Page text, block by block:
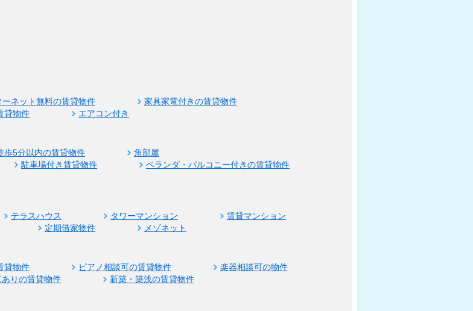
ーネット無料の賃貸物件
家具家電付きの賃貸物件
貸物件 エアコン付き
歩5分以内の賃貸物件
角部屋
駐車場付き賃貸物件
ベランダ・バルコニー付きの賃貸物件
テラスハウス タワーマンション
賃貸マンション
定期借家物件 メゾネット
貸物件 ピアノ相談可の賃貸物件
楽器相談可の物件
りの賃貸物件
新築・築浅の賃貸物件